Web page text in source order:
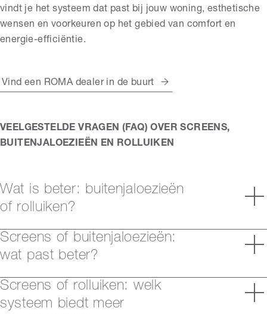
vindt je het systeem dat past bij jouw woning, esthetische
wensen en voorkeuren op het gebied van comfort en
energie-efficiëntie.
Vind een ROMA dealer in de buurt
VEELGESTELDE VRAGEN (FAQ) OVER SCREENS,
BUITENJALOEZIEËN EN ROLLUIKEN
Wat is beter: buitenjaloezieën
of rolluiken?
Screens of buitenjaloezieën:
wat past beter?
Screens of rolluiken: welk
systeem biedt meer